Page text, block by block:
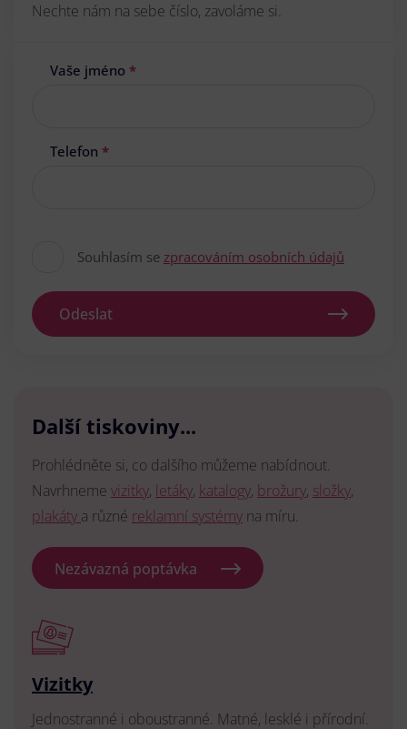
Nechte nám na sebe číslo, zavoláme si.
Vaše jméno *
Telefon *
Souhlasím se zpracováním osobních údajů
Odeslat
Další tiskoviny...
Prohlédněte si, co dalšího můžeme nabídnout.
Navrhneme vizitky, letáky, katalogy, brožury, složky,
plakáty a různé reklamní systémy na míru.
Nezávazná poptávka
Vizitky
Jednostranné i oboustranné. Matné, lesklé i přírodní.